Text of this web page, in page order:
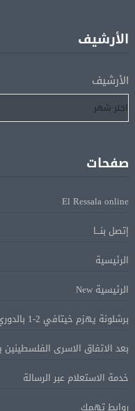
المؤهلة لأولمبياد 2028
إسبانيا تعيد فرض الرقابة على
خلاف متصاعد بشأن الهجرة
الرئيس الإيرانى: الظروف
«Carney risque d’être pris en
ne peut être bonne avec
spécialiste en droit commercial
الأرشيف
الأرشيف
صفحات
El Ressala online
إتصل بنـــا
الرئيسية
الرئيسية New
برشلونة يهزم خيتافي 2-1 بالدوري الأسباني
بعد الاتفاق الاسرى
خدمة الاستعلام عبر الرسالة
روابط تهمك